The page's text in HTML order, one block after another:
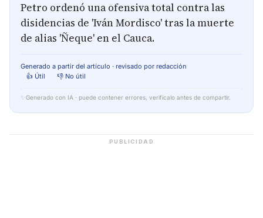
Petro ordenó una ofensiva total contra las
disidencias de 'Iván Mordisco' tras la muerte
de alias 'Ñeque' en el Cauca.
Generado a partir del artículo · revisado por redacción
👍 Útil
👎 No útil
✨ Generado con IA · puede contener errores, verifícalo antes de compartir.
PUBLICIDAD